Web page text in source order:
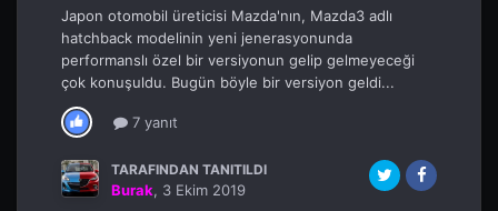
Japon otomobil üreticisi Mazda'nın, Mazda3 adlı
hatchback modelinin yeni jenerasyonunda
performanslı özel bir versiyonun gelip gelmeyeceği
çok konuşuldu. Bugün böyle bir versiyon geldi...
7 yanıt
TARAFINDAN TANITILDI
Burak, 3 Ekim 2019